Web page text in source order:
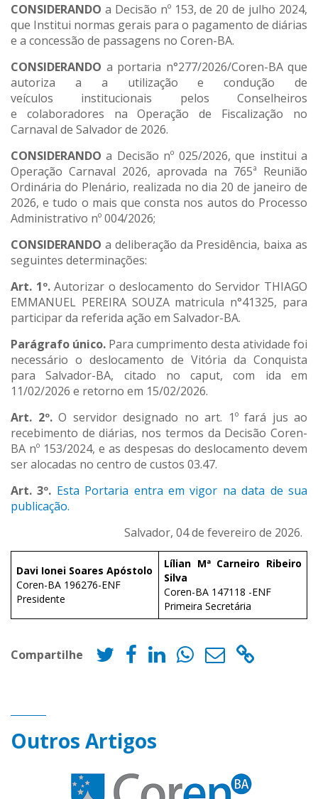
CONSIDERANDO a Decisão nº 153, de 20 de julho 2024,
que Institui normas gerais para o pagamento de diárias
e a concessão de passagens no Coren-BA.
CONSIDERANDO a portaria n°277/2026/Coren-BA que
autoriza a a utilização e condução de
veículos institucionais pelos Conselheiros
e colaboradores na Operação de Fiscalização no
Carnaval de Salvador de 2026.
CONSIDERANDOa Decisão nº 025/2026, que institui a
Operação Carnaval 2026, aprovada na 765ª Reunião
Ordinária do Plenário, realizada no dia 20 de janeiro de
2026, e tudo o mais que consta nos autos do Processo
Administrativo nº 004/2026;
CONSIDERANDO a deliberação da Presidência, baixa as
seguintes determinações:
Art. 1º.Autorizar o deslocamento do Servidor THIAGO
EMMANUEL PEREIRA SOUZA matricula n°41325, para
participar da referida ação em Salvador-BA.
Parágrafo único. Para cumprimento desta atividade foi
necessário o deslocamento de Vitória da Conquista
para Salvador-BA, citado no caput, com ida em
11/02/2026 e retorno em 15/02/2026.
Art. 2º. O servidor designado no art. 1º fará jus ao
recebimento de diárias, nos termos da Decisão Coren-
BA nº 153/2024, e as despesas do deslocamento devem
ser alocadas no centro de custos 03.47.
Art. 3º. Esta Portaria entra em vigor na data de sua
publicação.
Salvador, 04 de fevereiro de 2026.
Davi Ionei Soares Apóstolo
Coren-BA 196276-ENF
Presidente
Lílian Mª Carneiro Ribeiro
Silva
Coren-BA 147118 -ENF
Primeira Secretária
Compartilhe
Outros Artigos